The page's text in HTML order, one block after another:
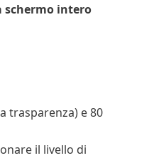
schermo intero
trasparenza) e 80
il livello di